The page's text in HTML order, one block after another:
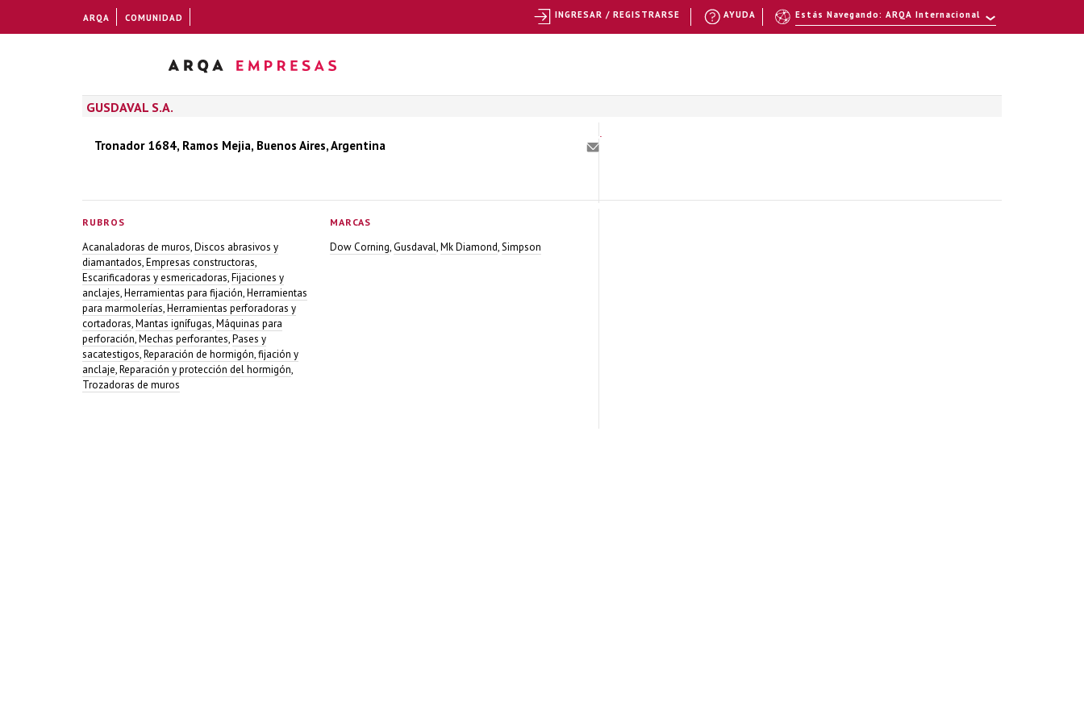
GUSDAVAL S.A.
Tronador 1684, Ramos Mejia, Buenos Aires, Argentina
RUBROS
Acanaladoras de muros,Discos abrasivos y
diamantados,Empresas constructoras,
Escarificadoras y esmericadoras,Fijaciones y
anclajes,Herramientas para fijación,Herramientas
para marmolerías,Herramientas perforadoras y
cortadoras,Mantas ignífugas,Máquinas para
perforación,Mechas perforantes,Pases y
sacatestigos,Reparación de hormigón, fijación y
anclaje,Reparación y protección del hormigón,
Trozadoras de muros
MARCAS
Dow Corning,Gusdaval,Mk Diamond,Simpson
ARQA COMUNIDAD Estás Navegando: ARQA Internacional
AYUDA
INGRESAR / REGISTRARSE